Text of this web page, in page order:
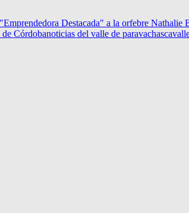
Destacada" a la orfebre Nathalie
Córdobanoticias del valle de paravachasca